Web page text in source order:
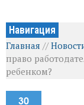
Навигация
Главная //
право
ребенком?
30